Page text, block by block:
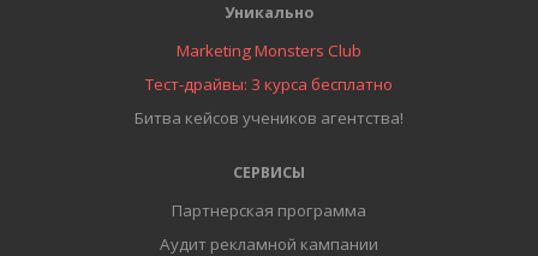
Уникально
Marketing Monsters Club
Тест-драйвы: 3 курса бесплатно
Битва кейсов учеников агентства!
СЕРВИСЫ
Партнерская программа
Аудит рекламной кампании